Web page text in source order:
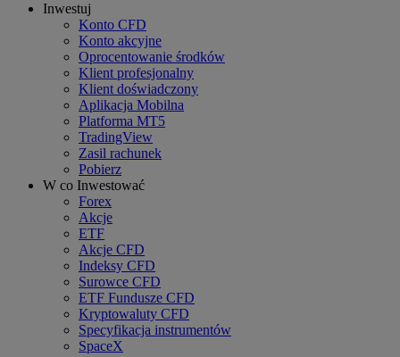
Inwestuj
Konto CFD
Konto akcyjne
Oprocentowanie środków
Klient profesjonalny
Klient doświadczony
Aplikacja Mobilna
Platforma MT5
TradingView
Zasil rachunek
Pobierz
W co Inwestować
Forex
Akcje
ETF
Akcje CFD
Indeksy CFD
Surowce CFD
ETF Fundusze CFD
Kryptowaluty CFD
Specyfikacja instrumentów
SpaceX